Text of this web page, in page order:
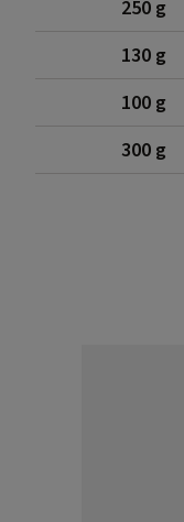
250 g
130 g
100 g
300 g